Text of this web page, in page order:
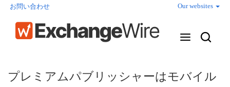
お問い合わせ Our websites
プレミアムパブリッシャーはモバイル